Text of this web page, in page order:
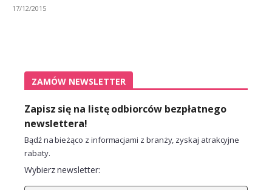
17/12/2015
ZAMÓW NEWSLETTER
Zapisz się na listę odbiorców bezpłatnego
newslettera!
Bądź na bieżąco z informacjami z branży, zyskaj atrakcyjne
rabaty.
Wybierz newsletter: